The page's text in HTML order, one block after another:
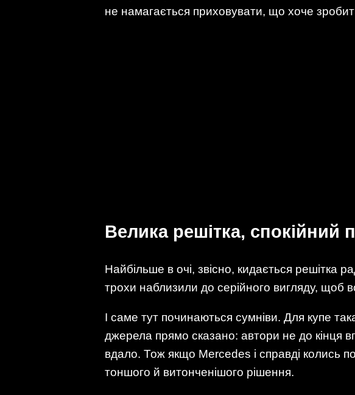
не намагається приховувати, що хоче
Велика решітка, спокійний
Найбільше в очі, звісно, кидається решітка
трохи наблизили до серійного вигляду,
І саме тут починаються сумніви. Для купе
джерела прямо сказано: автори не до кінця
вдало. Тож якщо Mercedes і справді колись
тоншого й витонченішого рішення.